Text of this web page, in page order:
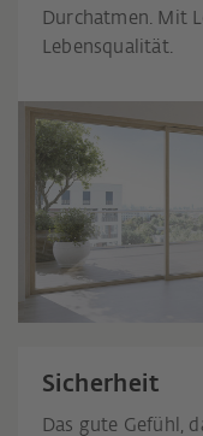
Durchatmen. Mit
Lebensqualität.
Sicherheit
Das gute Gefühl,